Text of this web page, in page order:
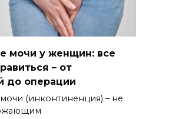
мочи у женщин: все
– от
до операции
(инконтиненция) – не